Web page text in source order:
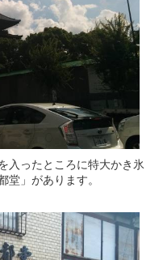
入ったところに特大かき氷
」があります。